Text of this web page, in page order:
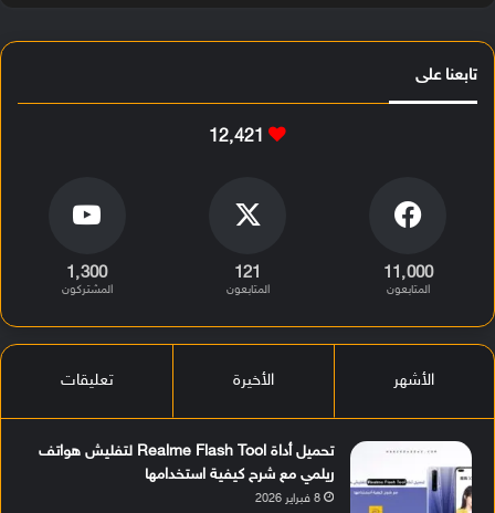
تابعنا على
12٬421
11٬000
المتابعون
121
المتابعون
1٬300
المشتركون
الأشهر الأخيرة تعليقات
تحميل أداة Realme Flash Tool لتفليش هواتف
ريلمي مع شرح كيفية استخدامها
8 فبراير 2026